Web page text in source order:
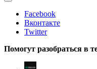
Facebook
Вконтакте
Twitter
Помогут разобраться в